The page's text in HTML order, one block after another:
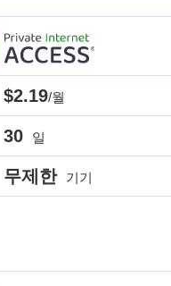
$2.19/월
30 일
무제한 기기